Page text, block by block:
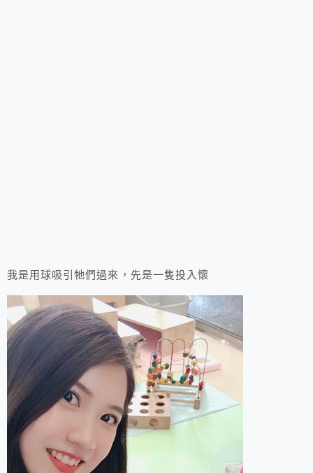
我是用球吸引牠們過來，先是一隻投入懷